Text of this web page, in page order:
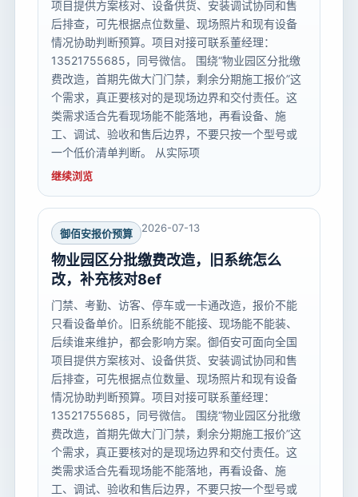
项目提供方案核对、设备供货、安装调试协同和售
后排查，可先根据点位数量、现场照片和现有设备
情况协助判断预算。项目对接可联系董经理：
13521755685，同号微信。 围绕“物业园区分批缴
费改造，首期先做大门门禁，剩余分期施工报价”这
个需求，真正要核对的是现场边界和交付责任。这
类需求适合先看现场能不能落地，再看设备、施
工、调试、验收和售后边界，不要只按一个型号或
一个低价清单判断。 从实际项
继续浏览
御佰安报价预算 2026-07-13
物业园区分批缴费改造，旧系统怎么
改，补充核对8ef
门禁、考勤、访客、停车或一卡通改造，报价不能
只看设备单价。旧系统能不能接、现场能不能装、
后续谁来维护，都会影响方案。御佰安可面向全国
项目提供方案核对、设备供货、安装调试协同和售
后排查，可先根据点位数量、现场照片和现有设备
情况协助判断预算。项目对接可联系董经理：
13521755685，同号微信。 围绕“物业园区分批缴
费改造，首期先做大门门禁，剩余分期施工报价”这
个需求，真正要核对的是现场边界和交付责任。这
类需求适合先看现场能不能落地，再看设备、施
工、调试、验收和售后边界，不要只按一个型号或